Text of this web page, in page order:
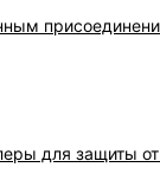
для защиты